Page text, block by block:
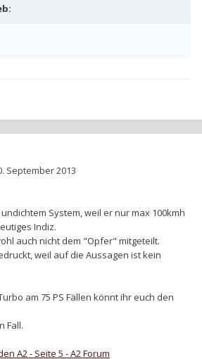
September 2013
System, weil er nur max 100kmh
Indiz.
auch nicht dem "Opfer" mitgeteilt.
weil auf die Aussagen ist kein
am 75 PS Fällen könnt ihr euch den
Fall.
A2 - Seite 5 - A2 Forum